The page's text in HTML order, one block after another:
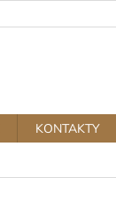
KONTAKTY